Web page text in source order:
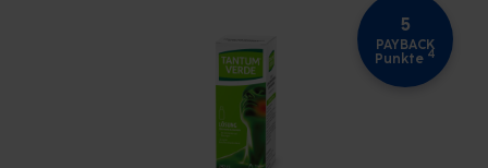
5
PAYBACK
Punkte 4